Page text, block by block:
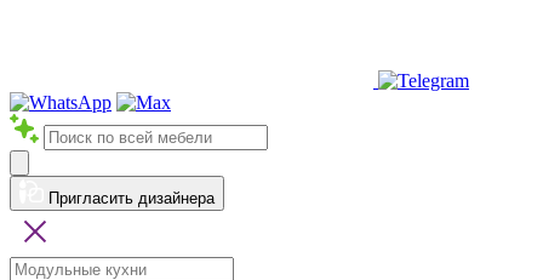
Пригласить дизайнера